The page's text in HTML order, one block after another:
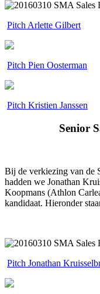
Pitch Arlette Gilbert
Pitch Pien Oosterman
Pitch Kristien Janssen
Senior
Bij de verkiezing van de
hadden we Jonathan
Koopmans (Athlon
kandidaat. Hieronder
Pitch Jonathan